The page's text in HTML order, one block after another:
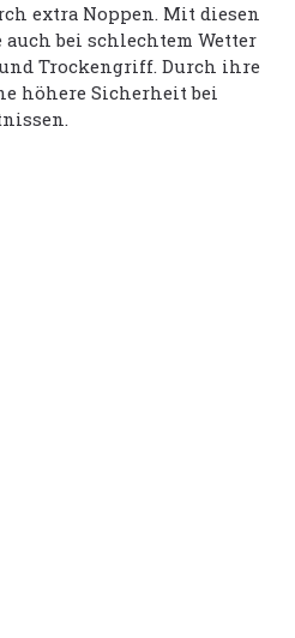
extra Noppen. Mit diesen
bei schlechtem Wetter
Trockengriff. Durch ihre
höhere Sicherheit bei